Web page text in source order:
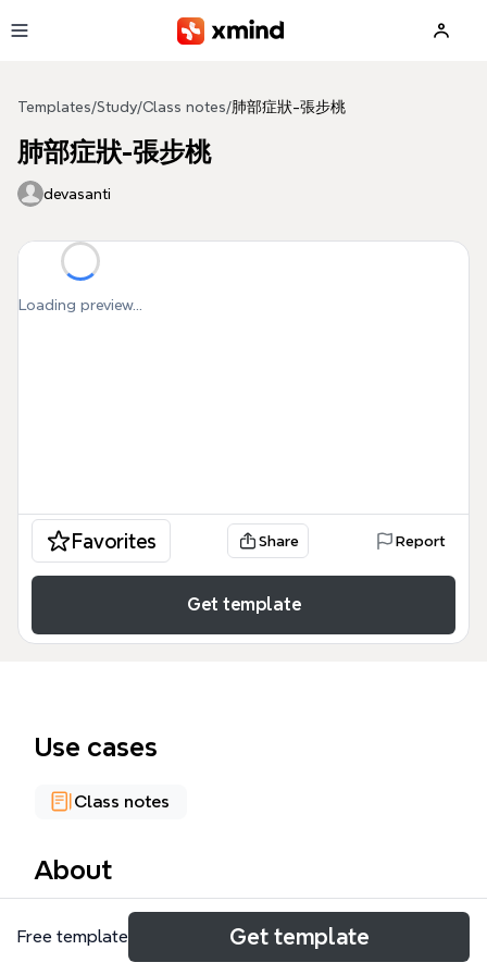
Templates/Study/Class notes/肺部症狀-張步桃
肺部症狀-張步桃
devasanti
Loading preview...
Favorites Share Report
Get template
Use cases
Class notes
About
張步桃醫師的「肺部症狀」中醫思維導圖，涵蓋氣胸、
哮喘、肺臟疾病等6大主題，共113個節點。模板以「氣
Free template Get template